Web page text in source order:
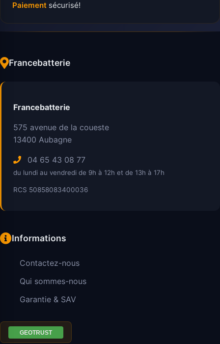
Paiement sécurisé!
Francebatterie
Francebatterie
575 avenue de la coueste
13400 Aubagne
04 65 43 08 77
du lundi au vendredi de 9h à 12h et de 13h à 17h
RCS 50858083400036
Informations
Contactez-nous
Qui sommes-nous
Garantie & SAV